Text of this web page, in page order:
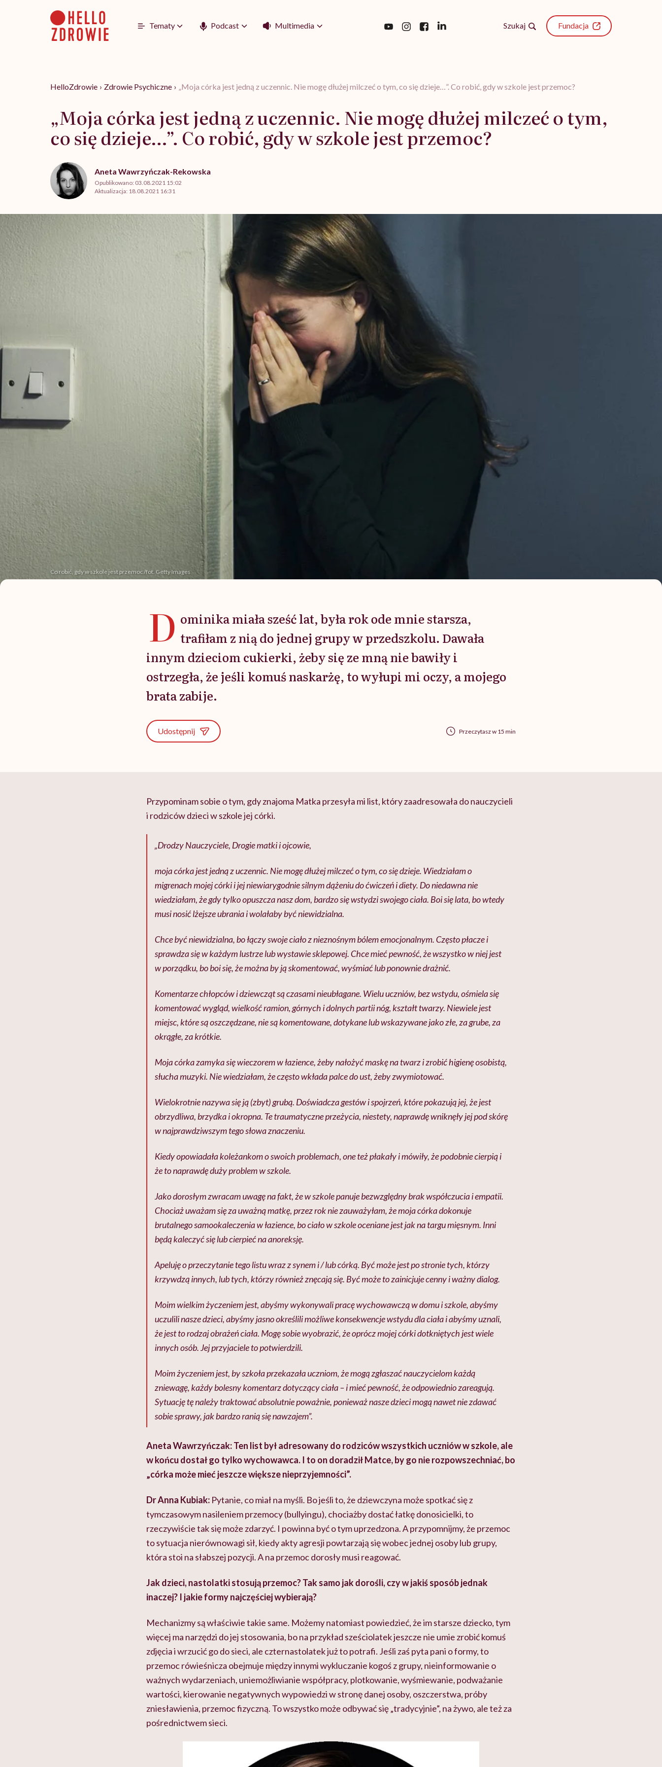
Tematy Podcast Multimedia Szukaj Fundacja
HelloZdrowie › Zdrowie Psychiczne › „Moja córka jest jedną z uczennic. Nie mogę dłużej milczeć o tym, co się dzieje…”. Co robić, gdy w szkole jest przemoc?
„Moja córka jest jedną z uczennic. Nie mogę dłużej milczeć o tym,
co się dzieje…”. Co robić, gdy w szkole jest przemoc?
Aneta Wawrzyńczak-Rekowska
Opublikowano: 03.08.2021 15:02
Aktualizacja: 18.08.2021 16:31
Co robić, gdy w szkole jest przemoc /fot. Getty Images
D ominika miała sześć lat, była rok ode mnie starsza,
trafiłam z nią do jednej grupy w przedszkolu. Dawała
innym dzieciom cukierki, żeby się ze mną nie bawiły i
ostrzegła, że jeśli komuś naskarżę, to wyłupi mi oczy, a mojego
brata zabije.
Udostępnij Przeczytasz w 15 min
Przypominam sobie o tym, gdy znajoma Matka przesyła mi list, który zaadresowała do nauczycieli
i rodziców dzieci w szkole jej córki.
„Drodzy Nauczyciele, Drogie matki i ojcowie,
moja córka jest jedną z uczennic. Nie mogę dłużej milczeć o tym, co się dzieje. Wiedziałam o
migrenach mojej córki i jej niewiarygodnie silnym dążeniu do ćwiczeń i diety. Do niedawna nie
wiedziałam, że gdy tylko opuszcza nasz dom, bardzo się wstydzi swojego ciała. Boi się lata, bo wtedy
musi nosić lżejsze ubrania i wolałaby byćniewidzialna.
Chce być niewidzialna, bo łączy swoje ciało z nieznośnym bólem emocjonalnym. Często płacze i
sprawdza się w każdym lustrze lub wystawie sklepowej. Chce mieć pewność, że wszystko w niej jest
w porządku, bo boi się, że można by ją skomentować, wyśmiać lub ponownie drażnić.
Komentarze chłopców i dziewcząt są czasami nieubłagane. Wielu uczniów, bez wstydu, ośmiela się
komentować wygląd, wielkość ramion, górnych i dolnych partii nóg, kształt twarzy. Niewiele jest
miejsc, które są oszczędzane, nie są komentowane, dotykane lub wskazywane jakozłe, za grube, za
okrągłe, za krótkie.
Moja córka zamyka się wieczorem w łazience, żeby nałożyć maskę na twarz i zrobić higienę osobistą,
słucha muzyki. Nie wiedziałam, że często wkłada palce do ust, żeby zwymiotować.
Wielokrotnie nazywa się ją (zbyt) grubą. Doświadcza gestów i spojrzeń, które pokazują jej, że jest
obrzydliwa, brzydka i okropna. Te traumatyczne przeżycia, niestety, naprawdę wniknęły jej pod skórę
w najprawdziwszym tego słowa znaczeniu.
Kiedy opowiadała koleżankom o swoich problemach, one też płakały i mówiły, że podobnie cierpią i
że to naprawdę duży problem w szkole.
Jako dorosłym zwracam uwagę na fakt, że w szkole panuje bezwzględny brak współczucia i empatii.
Chociaż uważam się za uważną matkę, przez rok nie zauważyłam, że moja córka dokonuje
brutalnego samookaleczenia w łazience, bo ciało w szkole oceniane jest jak na targu mięsnym. Inni
będą kaleczyć się lub cierpieć na anoreksję.
Apeluję o przeczytanie tego listu wraz z synem i / lub córką. Być może jest po stronie tych, którzy
krzywdzą innych, lub tych, którzy również znęcają się. Być może to zainicjuje cenny i ważny dialog.
Moim wielkim życzeniem jest, abyśmy wykonywali pracę wychowawczą w domu i szkole, abyśmy
uczulili nasze dzieci, abyśmy jasno określili możliwe konsekwencje wstydu dla ciała i abyśmy uznali,
że jest to rodzaj obrażeń ciała. Mogę sobie wyobrazić, że oprócz mojej córki dotkniętych jest wiele
innych osób. Jej przyjaciele to potwierdzili.
Moim życzeniem jest, by szkoła przekazała uczniom, że mogą zgłaszać nauczycielom każdą
zniewagę, każdy bolesny komentarz dotyczący ciała – i mieć pewność, że odpowiednio zareagują.
Sytuację tę należy traktować absolutnie poważnie, ponieważ nasze dzieci mogą nawet nie zdawać
sobie sprawy, jak bardzo ranią się nawzajem”.
Aneta Wawrzyńczak: Ten list był adresowany do rodziców wszystkich uczniów w szkole, ale
w końcu dostał go tylko wychowawca. I to on doradził Matce, by go nie rozpowszechniać, bo
„córka może mieć jeszcze większe nieprzyjemności”.
Dr Anna Kubiak: Pytanie, co miał na myśli. Bo jeśli to, że dziewczyna może spotkać się z
tymczasowym nasileniem przemocy (bullyingu), chociażby dostać łatkę donosicielki, to
rzeczywiście tak się może zdarzyć. I powinna być o tym uprzedzona. A przypomnijmy, że przemoc
to sytuacja nierównowagi sił, kiedy akty agresji powtarzają się wobec jednej osoby lub grupy,
która stoi na słabszej pozycji. A na przemoc dorosły musi reagować.
Jak dzieci, nastolatki stosują przemoc? Tak samo jak dorośli, czy w jakiś sposób jednak
inaczej? I jakie formy najczęściej wybierają?
Mechanizmy są właściwie takie same. Możemy natomiast powiedzieć, że im starsze dziecko, tym
więcej ma narzędzi do jej stosowania, bo na przykład sześciolatek jeszcze nie umie zrobić komuś
zdjęcia i wrzucić go do sieci, ale czternastolatek już to potrafi. Jeśli zaś pyta pani o formy, to
przemoc rówieśnicza obejmuje między innymi wykluczanie kogoś z grupy, nieinformowanie o
ważnych wydarzeniach, uniemożliwianie współpracy, plotkowanie, wyśmiewanie, podważanie
wartości, kierowanie negatywnych wypowiedzi w stronę danej osoby, oszczerstwa, próby
zniesławienia, przemoc fizyczną. To wszystko może odbywać się „tradycyjnie”, na żywo, ale też za
pośrednictwem sieci.